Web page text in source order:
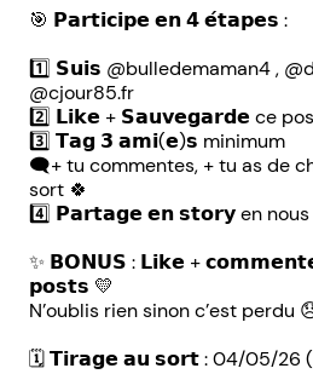
🎯 𝗣𝗮𝗿𝘁𝗶𝗰𝗶𝗽𝗲 𝗲𝗻 𝟰 𝗲́𝘁𝗮𝗽𝗲𝘀 :
1️⃣ 𝗦𝘂𝗶𝘀 @bulledemaman4 ,
@cjour85.fr
2️⃣ 𝗟𝗶𝗸𝗲 + 𝗦𝗮𝘂𝘃𝗲𝗴𝗮𝗿𝗱𝗲 ce
3️⃣ 𝗧𝗮𝗴 𝟯 𝗮𝗺𝗶(𝗲)𝘀 minimum
🗨️+ tu commentes, + tu as de
sort 🍀
4️⃣ 𝗣𝗮𝗿𝘁𝗮𝗴𝗲 𝗲𝗻 𝘀𝘁𝗼𝗿𝘆 en
✨ 𝗕𝗢𝗡𝗨𝗦 : 𝗟𝗶𝗸𝗲 +
𝗽𝗼𝘀𝘁𝘀 💛
N’oublis rien sinon c’est perdu
🗓️ 𝗧𝗶𝗿𝗮𝗴𝗲 𝗮𝘂 𝘀𝗼𝗿𝘁 : 04/05/26